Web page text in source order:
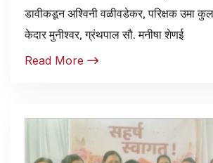
डावीकडून अश्विनी वळीवडेकर, परिक्षक उमा
केदार मुनीश्वर, ग्रंथपाल सौ. मनीषा शेणई
Read More